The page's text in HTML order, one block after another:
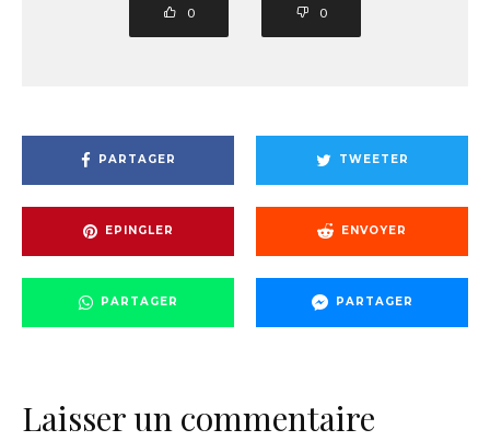
0 0
PARTAGER TWEETER
EPINGLER ENVOYER
PARTAGER PARTAGER
Laisser un commentaire